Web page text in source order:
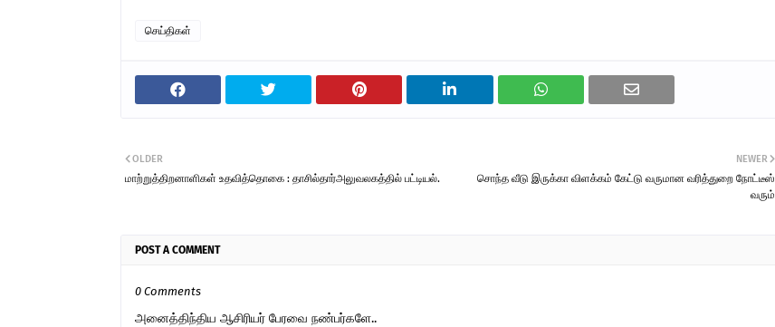
செய்திகள்
NEWER
சொந்த வீடு இருக்கா விளக்கம் கேட்டு வருமான வரித்துறை நோட்டீஸ்
வரும்
OLDER
மாற்றுத்திறனாளிகள் உதவித்தொகை : தாசில்தார்அலுவலகத்தில் பட்டியல்.
POST A COMMENT
0 Comments
அனைத்திந்திய ஆசிரியர் பேரவை நண்பர்களே..